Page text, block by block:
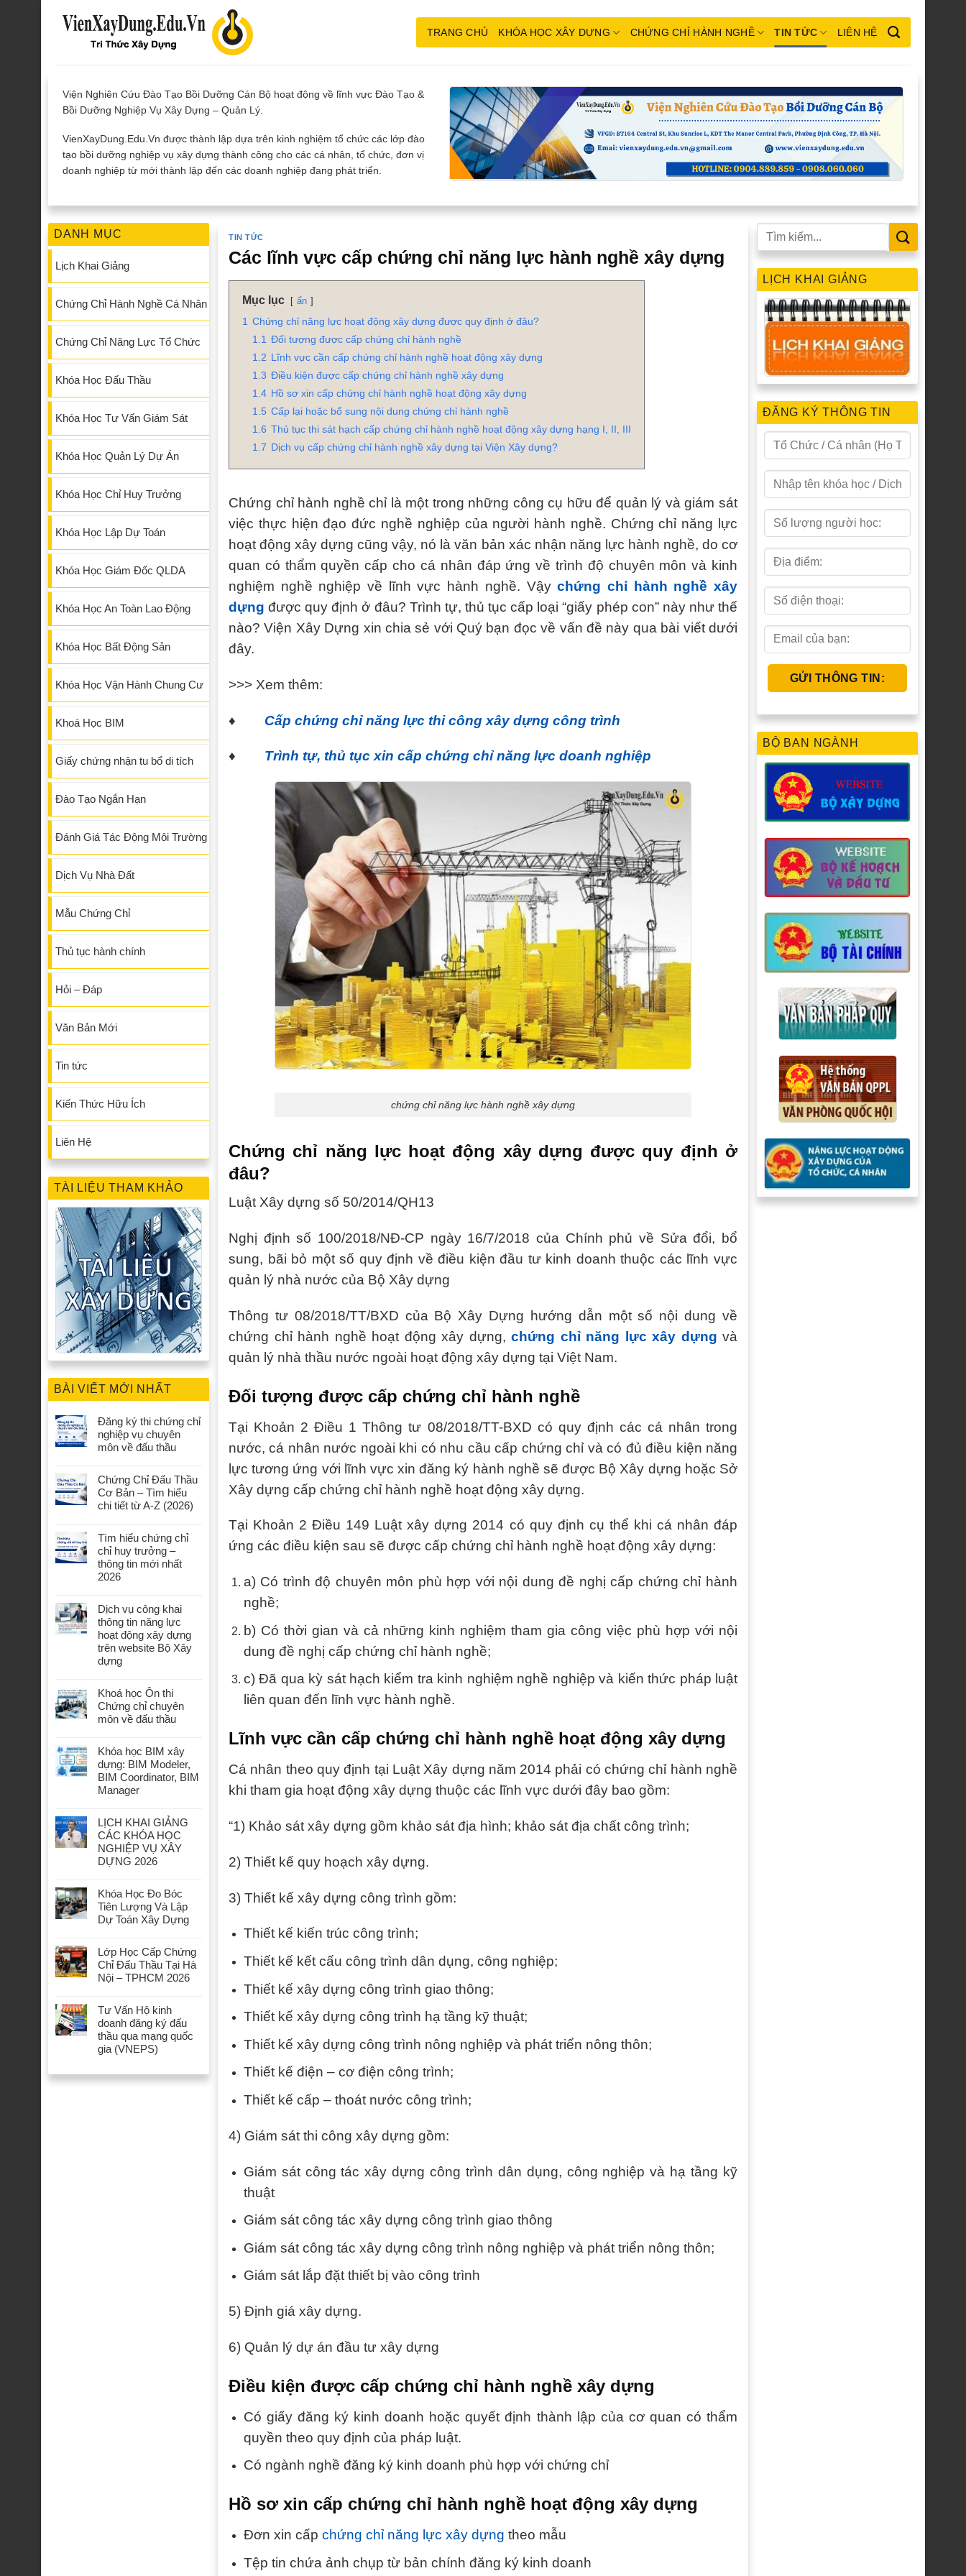
TRANG CHỦ KHÓA HỌC XÂY DỰNG CHỨNG CHỈ HÀNH NGHỀ TIN TỨC LIÊN HỆ
Viện Nghiên Cứu Đào Tạo Bồi Dưỡng Cán Bộ hoạt động về lĩnh vực Đào Tạo &
Bồi Dưỡng Nghiệp Vụ Xây Dựng – Quản Lý.
VienXayDung.Edu.Vn được thành lập dựa trên kinh nghiệm tổ chức các lớp đào
tạo bồi dưỡng nghiệp vụ xây dựng thành công cho các cá nhân, tổ chức, đơn vị
doanh nghiệp từ mới thành lập đến các doanh nghiệp đang phát triển.
DANH MỤC
Lịch Khai Giảng
Chứng Chỉ Hành Nghề Cá Nhân
Chứng Chỉ Năng Lực Tổ Chức
Khóa Học Đấu Thầu
Khóa Học Tư Vấn Giám Sát
Khóa Học Quản Lý Dự Án
Khóa Học Chỉ Huy Trưởng
Khóa Học Lập Dự Toán
Khóa Học Giám Đốc QLDA
Khóa Học An Toàn Lao Động
Khóa Học Bất Động Sản
Khóa Học Vận Hành Chung Cư
Khoá Học BIM
Giấy chứng nhận tu bổ di tích
Đào Tạo Ngắn Hạn
Đánh Giá Tác Động Môi Trường
Dịch Vụ Nhà Đất
Mẫu Chứng Chỉ
Thủ tục hành chính
Hỏi – Đáp
Văn Bản Mới
Tin tức
Kiến Thức Hữu Ích
Liên Hệ
TÀI LIỆU THAM KHẢO
BÀI VIẾT MỚI NHẤT
Đăng ký thi chứng chỉ
nghiệp vụ chuyên
môn về đấu thầu
Chứng Chỉ Đấu Thầu
Cơ Bản – Tìm hiểu
chi tiết từ A-Z (2026)
Tìm hiểu chứng chỉ
chỉ huy trưởng –
thông tin mới nhất
2026
Dịch vụ công khai
thông tin năng lực
hoạt động xây dựng
trên website Bộ Xây
dựng
Khoá học Ôn thi
Chứng chỉ chuyên
môn về đấu thầu
Khóa học BIM xây
dựng: BIM Modeler,
BIM Coordinator, BIM
Manager
LỊCH KHAI GIẢNG
CÁC KHÓA HỌC
NGHIỆP VỤ XÂY
DỰNG 2026
Khóa Học Đo Bóc
Tiên Lượng Và Lập
Dự Toán Xây Dựng
Lớp Học Cấp Chứng
Chỉ Đấu Thầu Tại Hà
Nội – TPHCM 2026
Tư Vấn Hộ kinh
doanh đăng ký đấu
thầu qua mạng quốc
gia (VNEPS)
TIN TỨC
Các lĩnh vực cấp chứng chỉ năng lực hành nghề xây dựng
Mục lục ẩn
1 Chứng chỉ năng lực hoạt động xây dựng được quy định ở đâu?
1.1 Đối tượng được cấp chứng chỉ hành nghề
1.2 Lĩnh vực cần cấp chứng chỉ hành nghề hoạt động xây dựng
1.3 Điều kiện được cấp chứng chỉ hành nghề xây dựng
1.4 Hồ sơ xin cấp chứng chỉ hành nghề hoạt động xây dựng
1.5 Cấp lại hoặc bổ sung nội dung chứng chỉ hành nghề
1.6 Thủ tục thi sát hạch cấp chứng chỉ hành nghề hoạt động xây dựng hạng I, II, III
1.7 Dịch vụ cấp chứng chỉ hành nghề xây dựng tại Viện Xây dựng?
Chứng chỉ hành nghề chỉ là một trong những công cụ hữu để quản lý và giám sát
việc thực hiện đạo đức nghề nghiệp của người hành nghề. Chứng chỉ năng lực
hoạt động xây dựng cũng vậy, nó là văn bản xác nhận năng lực hành nghề, do cơ
quan có thẩm quyền cấp cho cá nhân đáp ứng về trình độ chuyên môn và kinh
nghiệm nghề nghiệp về lĩnh vực hành nghề. Vậychứng chỉ hành nghề xây
dựng được quy định ở đâu? Trình tự, thủ tục cấp loại “giấy phép con” này như thế
nào? Viện Xây Dựng xin chia sẻ với Quý bạn đọc về vấn đề này qua bài viết dưới
đây.
>>> Xem thêm:
♦ Cấp chứng chỉ năng lực thi công xây dựng công trình
♦ Trình tự, thủ tục xin cấp chứng chỉ năng lực doanh nghiệp
chứng chỉ năng lực hành nghề xây dựng
Chứng chỉ năng lực hoạt động xây dựng được quy định ở
đâu?
Luật Xây dựng số 50/2014/QH13
Nghị định số 100/2018/NĐ-CP ngày 16/7/2018 của Chính phủ về Sửa đổi, bổ
sung, bãi bỏ một số quy định về điều kiện đầu tư kinh doanh thuộc các lĩnh vực
quản lý nhà nước của Bộ Xây dựng
Thông tư 08/2018/TT/BXD của Bộ Xây Dựng hướng dẫn một số nội dung về
chứng chỉ hành nghề hoạt động xây dựng, chứng chỉ năng lực xây dựng và
quản lý nhà thầu nước ngoài hoạt động xây dựng tại Việt Nam.
Đối tượng được cấp chứng chỉ hành nghề
Tại Khoản 2 Điều 1 Thông tư 08/2018/TT-BXD có quy định các cá nhân trong
nước, cá nhân nước ngoài khi có nhu cầu cấp chứng chỉ và có đủ điều kiện năng
lực tương ứng với lĩnh vực xin đăng ký hành nghề sẽ được Bộ Xây dựng hoặc Sở
Xây dựng cấp chứng chỉ hành nghề hoạt động xây dựng.
Tại Khoản 2 Điều 149 Luật xây dựng 2014 có quy định cụ thể khi cá nhân đáp
ứng các điều kiện sau sẽ được cấp chứng chỉ hành nghề hoạt động xây dựng:
a) Có trình độ chuyên môn phù hợp với nội dung đề nghị cấp chứng chỉ hành
nghề;
b) Có thời gian và cả những kinh nghiệm tham gia công việc phù hợp với nội
dung đề nghị cấp chứng chỉ hành nghề;
c) Đã qua kỳ sát hạch kiểm tra kinh nghiệm nghề nghiệp và kiến thức pháp luật
liên quan đến lĩnh vực hành nghề.
Lĩnh vực cần cấp chứng chỉ hành nghề hoạt động xây dựng
Cá nhân theo quy định tại Luật Xây dựng năm 2014 phải có chứng chỉ hành nghề
khi tham gia hoạt động xây dựng thuộc các lĩnh vực dưới đây bao gồm:
“1) Khảo sát xây dựng gồm khảo sát địa hình; khảo sát địa chất công trình;
2) Thiết kế quy hoạch xây dựng.
3) Thiết kế xây dựng công trình gồm:
Thiết kế kiến trúc công trình;
Thiết kế kết cấu công trình dân dụng, công nghiệp;
Thiết kế xây dựng công trình giao thông;
Thiết kế xây dựng công trình hạ tầng kỹ thuật;
Thiết kế xây dựng công trình nông nghiệp và phát triển nông thôn;
Thiết kế điện – cơ điện công trình;
Thiết kế cấp – thoát nước công trình;
4) Giám sát thi công xây dựng gồm:
Giám sát công tác xây dựng công trình dân dụng, công nghiệp và hạ tầng kỹ
thuật
Giám sát công tác xây dựng công trình giao thông
Giám sát công tác xây dựng công trình nông nghiệp và phát triển nông thôn;
Giám sát lắp đặt thiết bị vào công trình
5) Định giá xây dựng.
6) Quản lý dự án đầu tư xây dựng
Điều kiện được cấp chứng chỉ hành nghề xây dựng
Có giấy đăng ký kinh doanh hoặc quyết định thành lập của cơ quan có thẩm
quyền theo quy định của pháp luật.
Có ngành nghề đăng ký kinh doanh phù hợp với chứng chỉ
Hồ sơ xin cấp chứng chỉ hành nghề hoạt động xây dựng
Đơn xin cấp chứng chỉ năng lực xây dựng theo mẫu
Tệp tin chứa ảnh chụp từ bản chính đăng ký kinh doanh
LỊCH KHAI GIẢNG
ĐĂNG KÝ THÔNG TIN
BỘ BAN NGÀNH